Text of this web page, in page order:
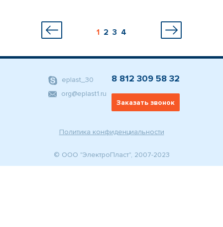
1 2 3 4
Политика конфиденциальности
eplast_30
org@eplast1.ru
8 812 309 58 32
Заказать звонок
© ООО "ЭлектроПласт", 2007-2023